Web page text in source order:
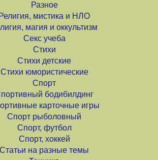
Разное
Религия, мистика и НЛО
магия и оккультизм
Секс учеба
Стихи
Стихи детские
Стихи юмористические
Спорт
бодибилдинг
карточные игры
Спорт рыболовный
Спорт, футбол
Спорт, хоккей
Статьи на разные темы